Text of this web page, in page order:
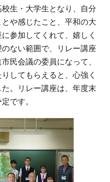
生・大学生となり、自分
や感じたこと、平和の大
参加してくれて、嬉しく
ない範囲で、リレー講座
民会議の委員になって、
してもらえると、心強く
。リレー講座は、年度末
です。